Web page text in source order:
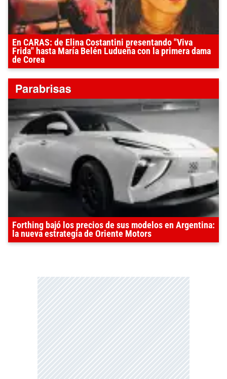
En CARAS: de Elina Costantini presentando "Viva
Frida" hasta María Belén Ludueña con la primera dama
de Corea
Forthing bajó los precios de sus modelos en Argentina:
la nueva estrategia de Oriente Motors